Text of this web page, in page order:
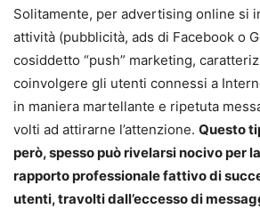
Solitamente, per advertising online si
attività (pubblicità, ads di Facebook o
cosiddetto “push” marketing,
coinvolgere gli utenti connessi a
in maniera martellante e ripetuta
volti ad attirarne l’attenzione. Questo
però, spesso può rivelarsi nocivo per
rapporto professionale fattivo di
utenti, travolti dall’eccesso di